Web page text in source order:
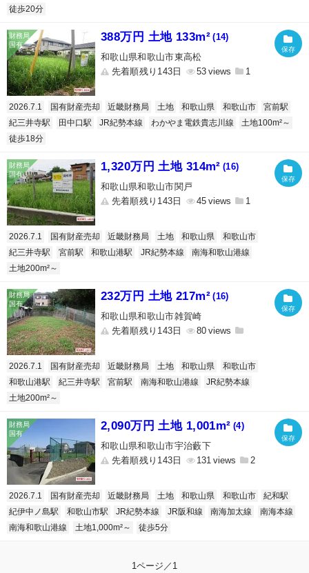
徒歩20分
388万円 土地 133m² (14)
和歌山県和歌山市東高松
先着順残り143日
53 1
2026.7.1 国有財産売却 近畿財務局 土地 和歌山県 和歌山市
宮前駅
紀三井寺駅
田中口駅 JR紀勢本線 わかやま電鉄貴志川線
土地100m²～
徒歩18分
1,320万円 土地 314m² (16)
和歌山県和歌山市関戸
先着順残り143日
45 1
2026.7.1 国有財産売却 近畿財務局 土地 和歌山県
和歌山市
紀三井寺駅
宮前駅 和歌山港駅 JR紀勢本線
南海和歌山港線
土地200m²～
232万円 土地 217m² (16)
和歌山県和歌山市雑賀崎
先着順残り143日
80
2026.7.1 国有財産売却 近畿財務局 土地 和歌山県
和歌山市
和歌山港駅
紀三井寺駅 宮前駅 南海和歌山港線
JR紀勢本線
土地200m²～
2,090万円 土地 1,001m² (4)
和歌山県和歌山市宇治藪下
先着順残り143日
131 2
2026.7.1 国有財産売却 近畿財務局 土地 和歌山県 和歌山市
紀和駅
紀伊中ノ島駅
和歌山市駅 JR紀勢本線 JR阪和線 南海加太線
南海本線
南海和歌山港線
土地1,000m²～ 徒歩5分
1ページ／1